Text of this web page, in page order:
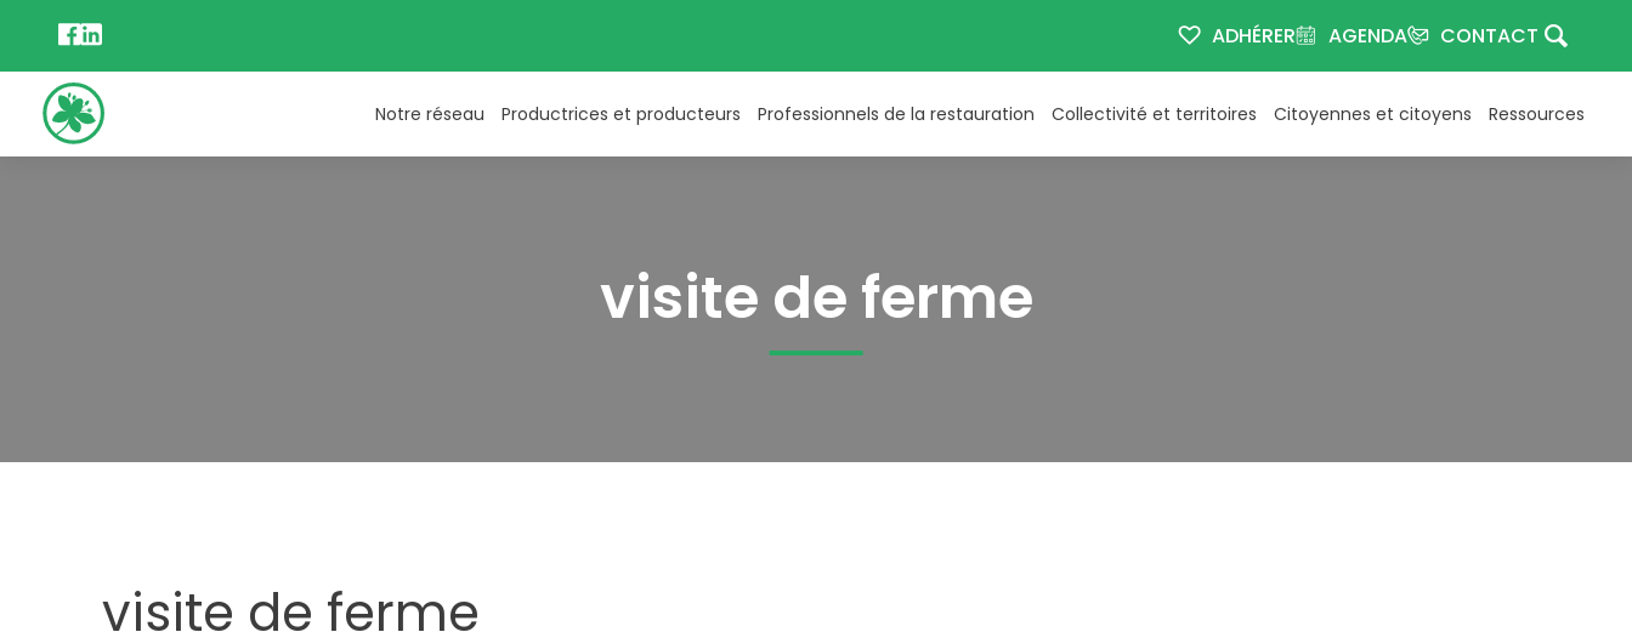
ADHÉRER AGENDA CONTACT
Notre réseau Productrices et producteurs Professionnels de la restauration Collectivité et territoires Citoyennes et citoyens Ressources
visite de ferme
visite de ferme